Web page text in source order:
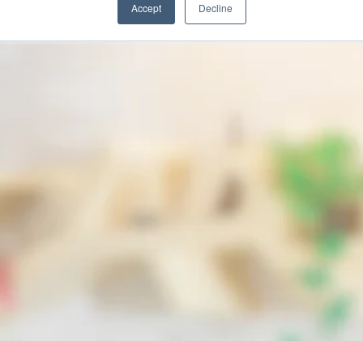
Accept Decline